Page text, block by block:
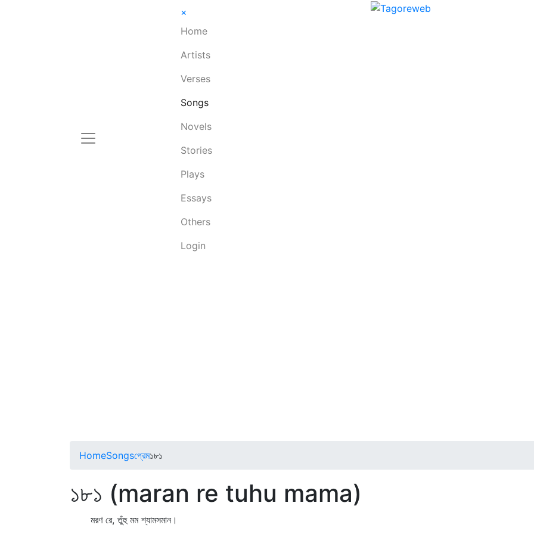
×
Home
Artists
Verses
Songs
Novels
Stories
Plays
Essays
Others
Login
HomeSongsপ্রেম১৮১
১৮১ (maran re tuhu mama)
মরণ রে, তুঁহু মম শ্যামসমান।